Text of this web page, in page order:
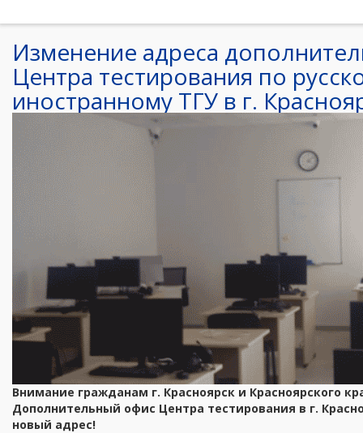
Изменение адреса
Центра тестирования по
иностранному ТГУ в г.
Внимание гражданам г. Красноярск и Красноярского
Дополнительный офис Центра тестирования в г.
новый адрес!